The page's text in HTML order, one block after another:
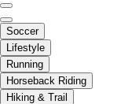
Soccer
Lifestyle
Running
Horseback Riding
Hiking & Trail